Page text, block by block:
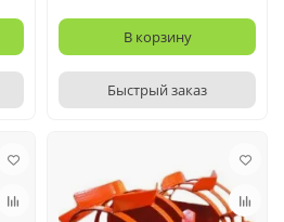
В корзину
Быстрый заказ